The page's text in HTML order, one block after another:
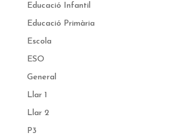
Educació Infantil
Educació Primària
Escola
ESO
General
Llar 1
Llar 2
P3